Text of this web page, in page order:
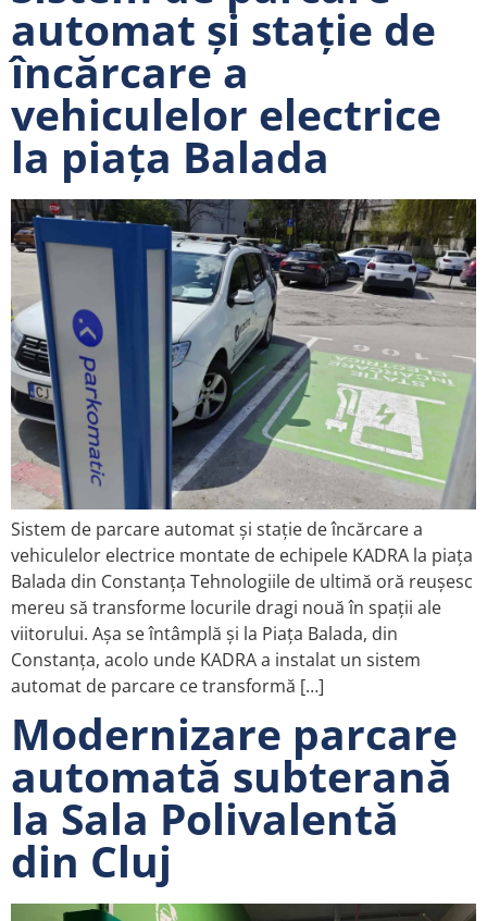
automat și stație de
încărcare a
vehiculelor electrice
la piața Balada
Sistem de parcare automat și stație de încărcare a
vehiculelor electrice montate de echipele KADRA la piața
Balada din Constanța Tehnologiile de ultimă oră reușesc
mereu să transforme locurile dragi nouă în spații ale
viitorului. Așa se întâmplă și la Piața Balada, din
Constanța, acolo unde KADRA a instalat un sistem
automat de parcare ce transformă […]
Modernizare parcare
automată subterană
la Sala Polivalentă
din Cluj